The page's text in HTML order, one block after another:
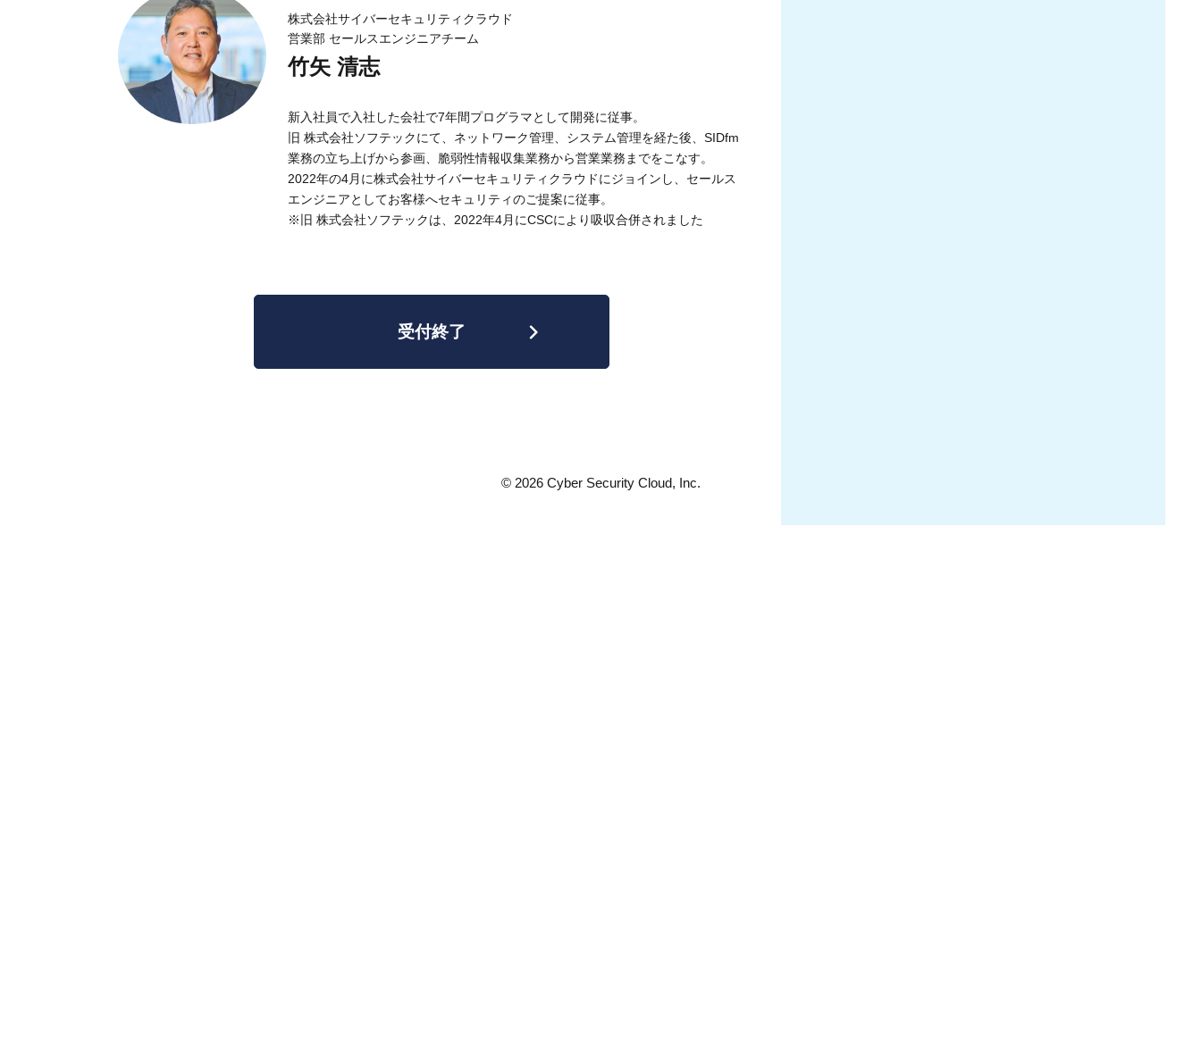
株式会社サイバーセキュリティクラウド
営業部 セールスエンジニアチーム
竹矢 清志
新入社員で入社した会社で7年間プログラマとして開発に従事。
旧 株式会社ソフテックにて、ネットワーク管理、システム管理を経た後、SIDfm
業務の立ち上げから参画、脆弱性情報収集業務から営業業務までをこなす。
2022年の4月に株式会社サイバーセキュリティクラウドにジョインし、セールス
エンジニアとしてお客様へセキュリティのご提案に従事。
※旧 株式会社ソフテックは、2022年4月にCSCにより吸収合併されました
受付終了
© 2026 Cyber Security Cloud, Inc.